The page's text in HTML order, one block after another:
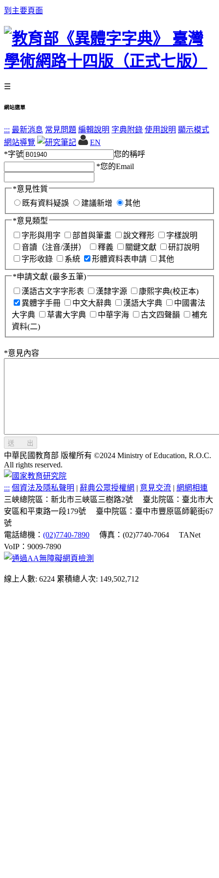
到主要頁面
☰
網站選單
::: 最新消息 常見問題 編輯說明 字典附錄 使用說明 顯示模式
網站導覽
EN
*字號
您的稱呼
*您的Email
*意見性質
既有資料疑誤
建議新增 其他
*意見類型
字形與用字
部首與筆畫 說文釋形
字樣說明
音讀（注音/漢拼）
釋義 關鍵文獻
研訂說明
字形收錄
系統 形體資料表申請 其他
*申請文獻 (最多五筆)
漢語古文字字形表
漢隸字源
康熙字典(校正本)
異體字手冊
中文大辭典 漢語大字典
中國書法
大字典
草書大字典 中華字海 古文四聲韻
補充
資料(二)
*意見內容
送 出
中華民國教育部 版權所有 ©2024 Ministry of Education, R.O.C.
All rights reserved.
::: 個資法及隱私聲明 | 辭典公眾授權網 | 意見交流 | 網網相連
三峽總院區：新北市三峽區三樹路2號
臺北院區：臺北市大
安區和平東路一段179號
臺中院區：臺中市豐原區師範街67
號
電話總機： (02)7740-7890 傳真：(02)7740-7064
TANet
VoIP：9009-7890
線上人數: 6224 累積總人次: 149,502,712